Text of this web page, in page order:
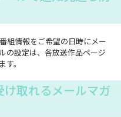
組情報をご希望の日時にメー
の設定は、各放送作品ページ
。
取れるメールマガ